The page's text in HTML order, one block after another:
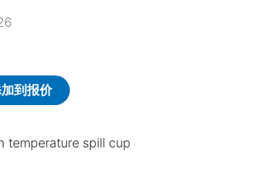
到报价
temperature spill cup